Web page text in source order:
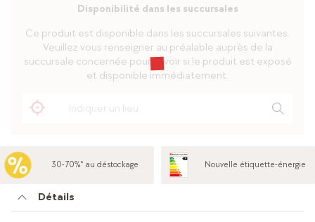
Disponibilité dans les succursales
Ce produit est disponible dans les succursales suivantes.
Veuillez vous renseigner au préalable auprès de la
succursale concernée pour savoir si le produit est exposé
et disponible immédiatement.
30-70%* au déstockage Nouvelle étiquette-énergie
Détails